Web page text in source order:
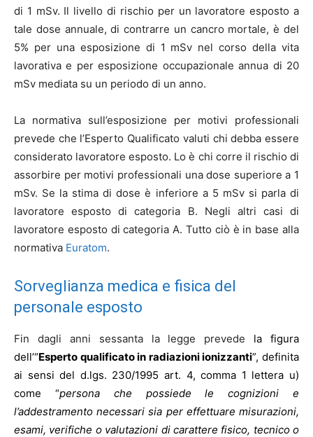
di 1 mSv. Il livello di rischio per un lavoratore esposto a
tale dose annuale, di contrarre un cancro mortale, è del
5% per una esposizione di 1 mSv nel corso della vita
lavorativa e per esposizione occupazionale annua di 20
mSv mediata su un periodo di un anno.
La normativa sull’esposizione per motivi professionali
prevede che l’Esperto Qualificato valuti chi debba essere
considerato lavoratore esposto. Lo è chi corre il rischio di
assorbire per motivi professionali una dose superiore a 1
mSv. Se la stima di dose è inferiore a 5 mSv si parla di
lavoratore esposto di categoria B. Negli altri casi di
lavoratore esposto di categoria A. Tutto ciò è in base alla
normativa Euratom.
Sorveglianza medica e fisica del
personale esposto
Fin dagli anni sessanta la legge prevede la figura
dell’“Esperto qualificato in radiazioni ionizzanti”, definita
ai sensi del d.lgs. 230/1995 art. 4, comma 1 lettera u)
come “persona che possiede le cognizioni e
l’addestramento necessari sia per effettuare misurazioni,
esami, verifiche o valutazioni di carattere fisico, tecnico o